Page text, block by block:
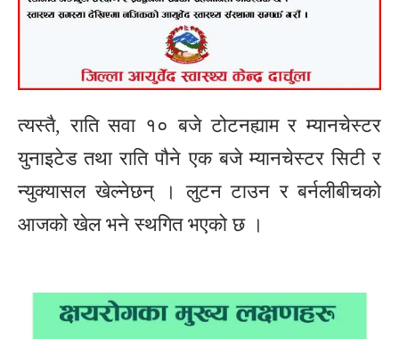
त्यस्तै, राति सवा १० बजे टोटनह्याम र म्यानचेस्टर
युनाइटेड तथा राति पौने एक बजे म्यानचेस्टर सिटी र
न्युक्यासल खेल्नेछन् । लुटन टाउन र बर्नलीबीचको
आजको खेल भने स्थगित भएको छ ।